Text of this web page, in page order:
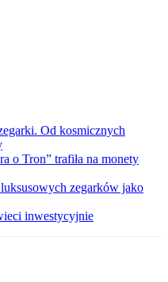
Od kosmicznych
o Tron” trafiła na monety
zegarków jako
inwestycyjnie